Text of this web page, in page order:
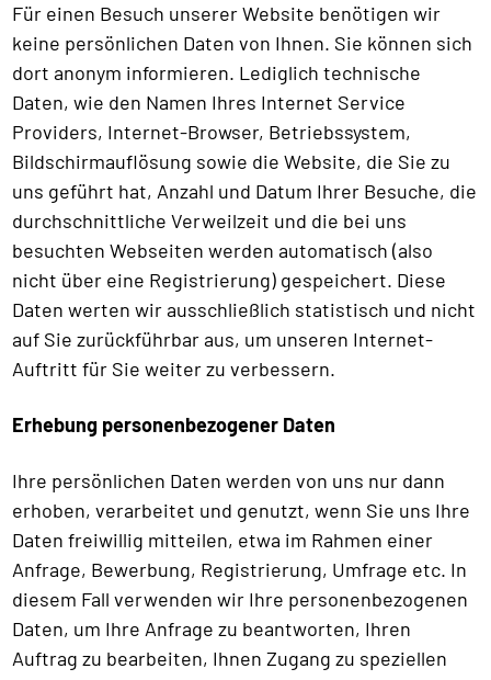
Für einen Besuch unserer Website benötigen wir
keine persönlichen Daten von Ihnen. Sie können sich
dort anonym informieren. Lediglich technische
Daten, wie den Namen Ihres Internet Service
Providers, Internet-Browser, Betriebssystem,
Bildschirmauflösung sowie die Website, die Sie zu
uns geführt hat, Anzahl und Datum Ihrer Besuche, die
durchschnittliche Verweilzeit und die bei uns
besuchten Webseiten werden automatisch (also
nicht über eine Registrierung) gespeichert. Diese
Daten werten wir ausschließlich statistisch und nicht
auf Sie zurückführbar aus, um unseren Internet-
Auftritt für Sie weiter zu verbessern.
Erhebung personenbezogener Daten
Ihre persönlichen Daten werden von uns nur dann
erhoben, verarbeitet und genutzt, wenn Sie uns Ihre
Daten freiwillig mitteilen, etwa im Rahmen einer
Anfrage, Bewerbung, Registrierung, Umfrage etc. In
diesem Fall verwenden wir Ihre personenbezogenen
Daten, um Ihre Anfrage zu beantworten, Ihren
Auftrag zu bearbeiten, Ihnen Zugang zu speziellen